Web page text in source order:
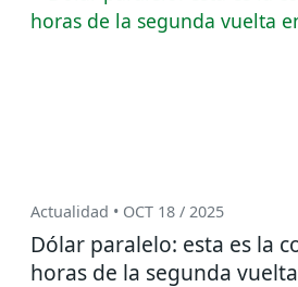
Actualidad • OCT 18 / 2025
Dólar paralelo: esta es la
horas de la segunda